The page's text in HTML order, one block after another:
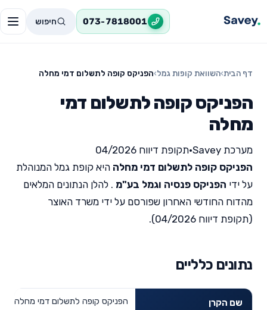
073-7818001 חיפוש
דף הבית›השוואת קופות גמל›הפניקס קופה לתשלום דמי מחלה
הפניקס קופה לתשלום דמי
מחלה
מערכת Savey •תקופת דיווח 04/2026
הפניקס קופה לתשלום דמי מחלה היא קופת גמל המנוהלת
על ידי הפניקס פנסיה וגמל בע"מ . להלן הנתונים המלאים
מהדוח החודשי האחרון שפורסם על ידי משרד האוצר
(תקופת דיווח 04/2026).
נתונים כלליים
שם הקרן הפניקס קופה לתשלום דמי מחלה